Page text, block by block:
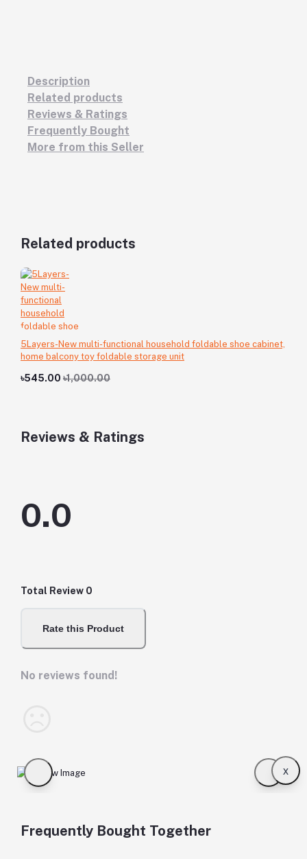
Description
Related products
Reviews & Ratings
Frequently Bought
More from this Seller
Related products
5Layers-New multi-functional household foldable shoe cabinet,
home balcony toy foldable storage unit
৳545.00 ৳1,000.00
Reviews & Ratings
0.0
Total Review 0
Rate this Product
No reviews found!
x
Frequently Bought Together